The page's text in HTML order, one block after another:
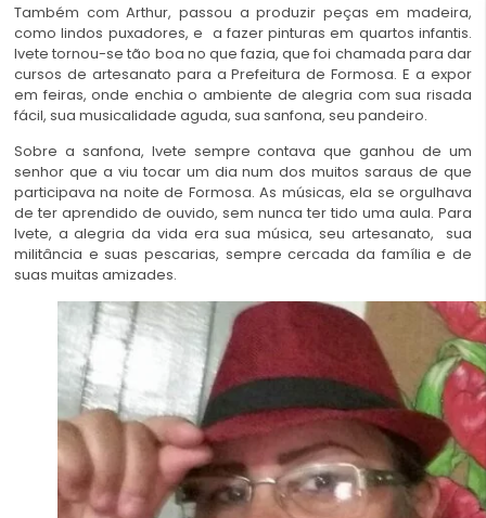
Também com Arthur, passou a produzir peças em madeira,
como lindos puxadores, e a fazer pinturas em quartos infantis.
Ivete tornou-se tão boa no que fazia, que foi chamada para dar
cursos de artesanato para a Prefeitura de Formosa. E a expor
em feiras, onde enchia o ambiente de alegria com sua risada
fácil, sua musicalidade aguda, sua sanfona, seu pandeiro.
Sobre a sanfona, Ivete sempre contava que ganhou de um
senhor que a viu tocar um dia num dos muitos saraus de que
participava na noite de Formosa. As músicas, ela se orgulhava
de ter aprendido de ouvido, sem nunca ter tido uma aula. Para
Ivete, a alegria da vida era sua música, seu artesanato, sua
militância e suas pescarias, sempre cercada da família e de
suas muitas amizades.